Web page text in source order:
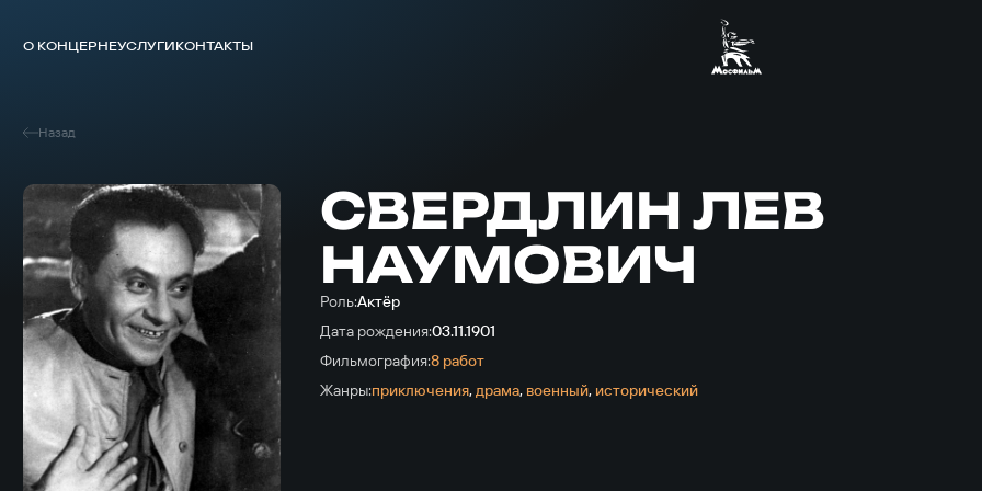
О КОНЦЕРНЕУСЛУГИКОНТАКТЫ
Назад
СВЕРДЛИН ЛЕВ
НАУМОВИЧ
Роль:Актёр
Дата рождения:03.11.1901
Фильмография:8 работ
Жанры:приключе­ния,драма, военный, исторический